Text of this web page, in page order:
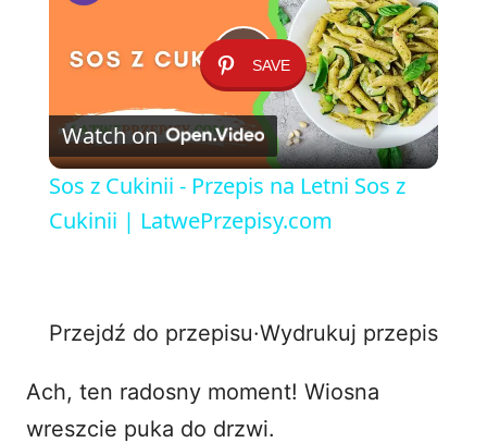
SAVE
P
l
a
V
i
Watch on
Sos z Cukinii - Przepis na Letni Sos z
Cukinii | LatwePrzepisy.com
Przejdź do przepisu·Wydrukuj przepis
Ach, ten radosny moment! Wiosna
wreszcie puka do drzwi.